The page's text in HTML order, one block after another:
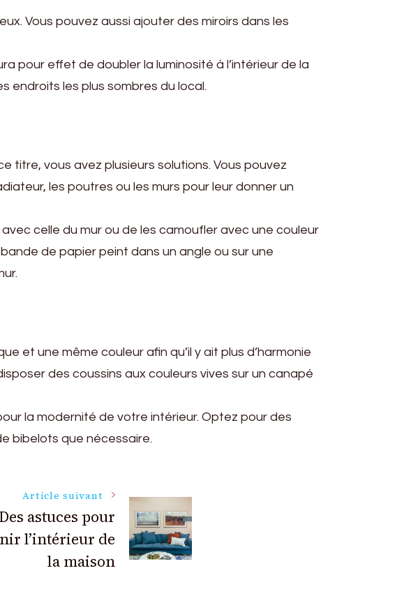
Vous pouvez aussi ajouter des miroirs dans les
pour effet de doubler la luminosité à l’intérieur de la
endroits les plus sombres du local.
titre, vous avez plusieurs solutions. Vous pouvez
les poutres ou les murs pour leur donner un
celle du mur ou de les camoufler avec une couleur
de papier peint dans un angle ou sur une
et une même couleur afin qu’il y ait plus d’harmonie
des coussins aux couleurs vives sur un canapé
la modernité de votre intérieur. Optez pour des
bibelots que nécessaire.
Article suivant
Des astuces pour
l’intérieur de
la maison